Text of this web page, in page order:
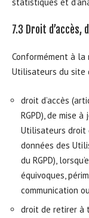
7.3 Droit
Conformément à
Utilisateurs du site
droit d’accès
RGPD), de mise
Utilisateurs droit
données des
du RGPD),
équivoques,
communication
droit de retirer à